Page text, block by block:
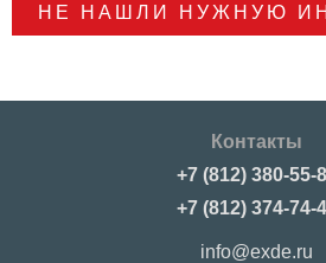
НЕ НАШЛИ НУЖНУЮ
Контакты
+7 (812) 380-55-
+7 (812) 374-74-
info@exde.ru